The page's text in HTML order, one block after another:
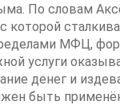
По словам
которой
МФЦ,
услуги
денег и
быть